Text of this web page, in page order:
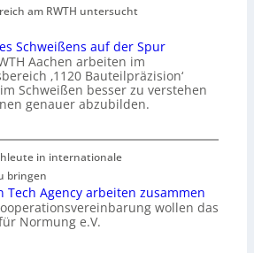
am RWTH untersucht
Schweißens auf der Spur
Aachen arbeiten im
‚1120 Bauteilpräzision‘
Schweißen besser zu verstehen
genauer abzubilden.
in internationale
bringen
Tech Agency arbeiten zusammen
wollen das
Normung e.V.